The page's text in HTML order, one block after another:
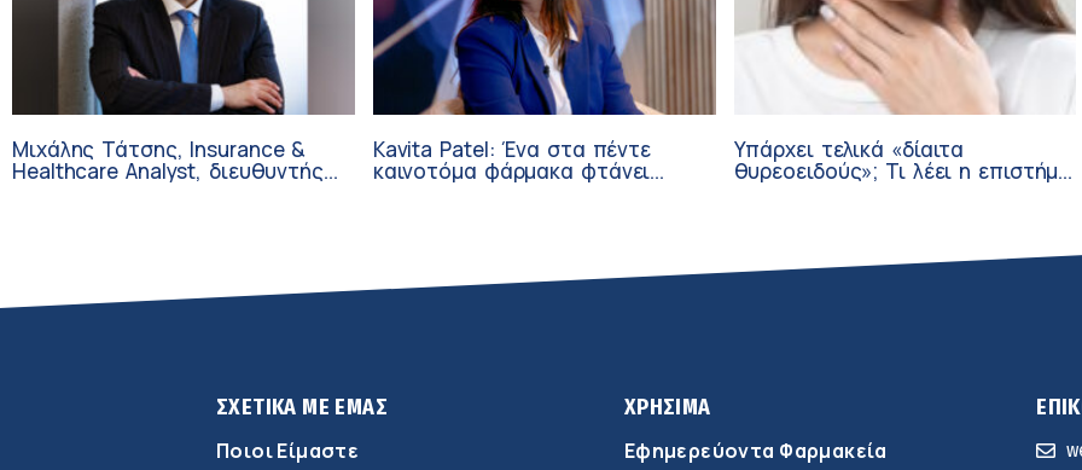
Μιχάλης Τάτσης, Insurance &
Healthcare Analyst, διευθυντής
Kavita Patel: Ένα στα πέντε
καινοτόμα φάρμακα φτάνει
Υπάρχει τελικά «δίαιτα
θυρεοειδούς»; Τι λέει η επιστήμη
ΣΧΕΤΙΚΑ ΜΕ ΕΜΑΣ
Ποιοι Είμαστε
ΧΡΗΣΙΜΑ
Εφημερεύοντα Φαρμακεία